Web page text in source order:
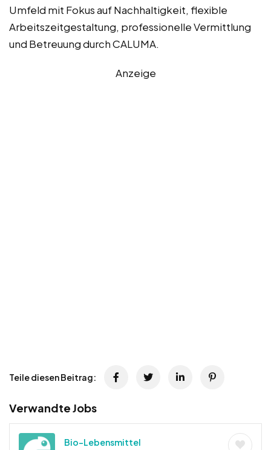
Umfeld mit Fokus auf Nachhaltigkeit, flexible
Arbeitszeitgestaltung, professionelle Vermittlung
und Betreuung durch CALUMA.
Anzeige
Teile diesen Beitrag:
Verwandte Jobs
Bio-Lebensmittel